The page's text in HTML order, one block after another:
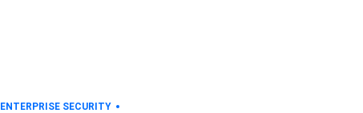
ENTERPRISE SECURITY